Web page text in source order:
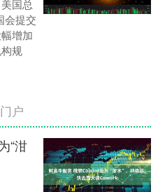
国总
会提交
增加
规
户
“泔